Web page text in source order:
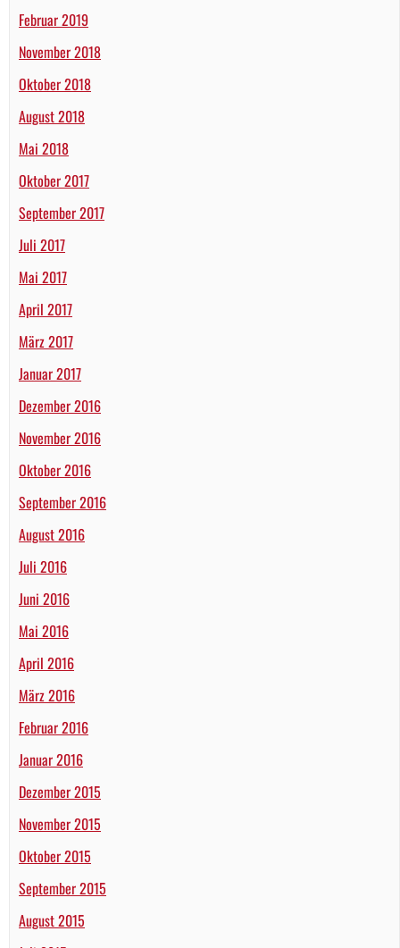
Februar 2019
November 2018
Oktober 2018
August 2018
Mai 2018
Oktober 2017
September 2017
Juli 2017
Mai 2017
April 2017
März 2017
Januar 2017
Dezember 2016
November 2016
Oktober 2016
September 2016
August 2016
Juli 2016
Juni 2016
Mai 2016
April 2016
März 2016
Februar 2016
Januar 2016
Dezember 2015
November 2015
Oktober 2015
September 2015
August 2015